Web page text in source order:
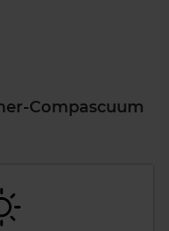
Compascuum